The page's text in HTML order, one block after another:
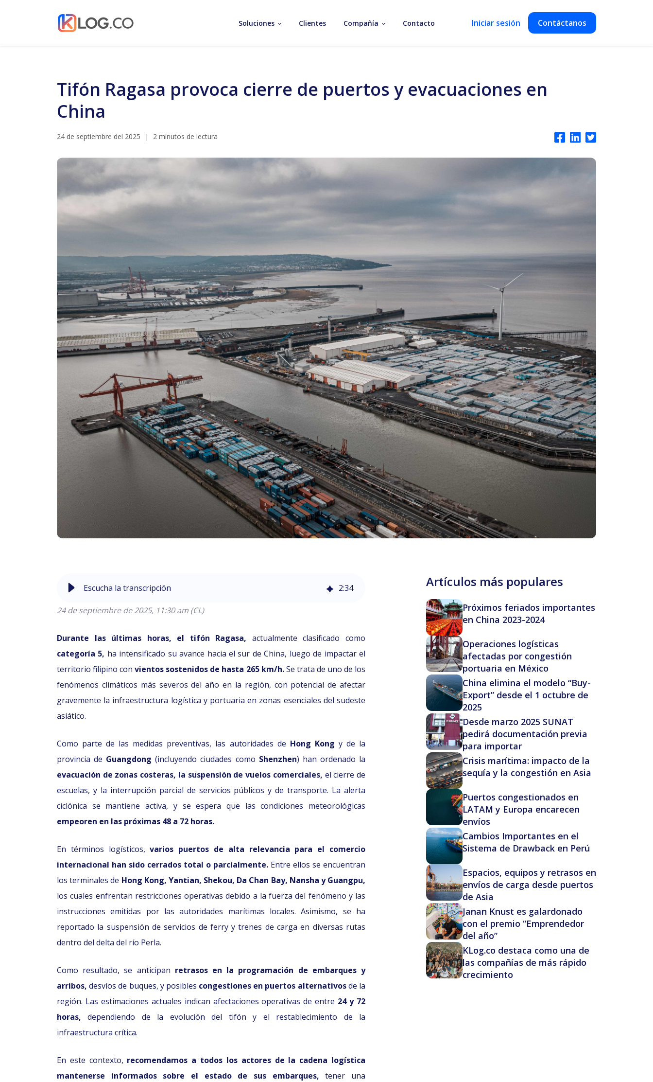
Soluciones Clientes Compañía Contacto Iniciar sesión Contáctanos
Tifón Ragasa provoca cierre de puertos y evacuaciones en
China
24 de septiembre del 2025 | 2 minutos de lectura
Escucha la transcripción 2:34
24 de septiembre de 2025, 11:30 am (CL)
Durante las últimas horas, el tifón Ragasa, actualmente clasificado como
categoría 5, ha intensificado su avance hacia el sur de China, luego de impactar el
territorio filipino convientos sostenidos de hasta 265 km/h.Se trata de uno de los
fenómenos climáticos más severos del año en la región, con potencial de afectar
gravemente la infraestructura logística y portuaria en zonas esenciales del sudeste
asiático.
Como parte de las medidas preventivas, las autoridades de Hong Kong y de la
provincia de Guangdong (incluyendo ciudades como Shenzhen) han ordenado la
evacuación de zonas costeras, la suspensión de vuelos comerciales, el cierre de
escuelas, y la interrupción parcial de servicios públicos y de transporte. La alerta
ciclónica se mantiene activa, y se espera que las condiciones meteorológicas
empeoren en las próximas 48 a 72 horas.
En términos logísticos,varios puertos de alta relevancia para el comercio
internacional han sido cerrados total o parcialmente. Entre ellos se encuentran
los terminales de Hong Kong, Yantian, Shekou, Da Chan Bay, Nansha y Guangpu,
los cuales enfrentan restricciones operativas debido a la fuerza del fenómeno y las
instrucciones emitidas por las autoridades marítimas locales. Asimismo, se ha
reportado la suspensión de servicios de ferry y trenes de carga en diversas rutas
dentro del delta del río Perla.
Como resultado, se anticipan retrasos en la programación de embarques y
arribos, desvíos de buques, y posibles congestiones en puertos alternativosde la
región. Las estimaciones actuales indican afectaciones operativas de entre 24 y 72
horas, dependiendo de la evolución del tifón y el restablecimiento de la
infraestructura crítica.
En este contexto, recomendamos a todos los actores de la cadena logística
mantenerse informados sobre el estado de sus embarques, tener una
Artículos más populares
Próximos feriados importantes
en China 2023-2024
Operaciones logísticas
afectadas por congestión
portuaria en México
China elimina el modelo “Buy-
Export” desde el 1 octubre de
2025
Desde marzo 2025 SUNAT
pedirá documentación previa
para importar
Crisis marítima: impacto de la
sequía y la congestión en Asia
Puertos congestionados en
LATAM y Europa encarecen
envíos
Cambios Importantes en el
Sistema de Drawback en Perú
Espacios, equipos y retrasos en
envíos de carga desde puertos
de Asia
Janan Knust es galardonado
con el premio “Emprendedor
del año”
KLog.co destaca como una de
las compañías de más rápido
crecimiento